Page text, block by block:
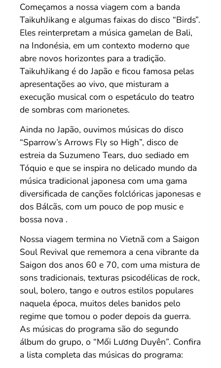
Começamos a nossa viagem com a banda
TaikuhJikang e algumas faixas do disco “Birds”.
Eles reinterpretam a música gamelan de Bali,
na Indonésia, em um contexto moderno que
abre novos horizontes para a tradição.
TaikuhJikang é do Japão e ficou famosa pelas
apresentações ao vivo, que misturam a
execução musical com o espetáculo do teatro
de sombras com marionetes.
Ainda no Japão, ouvimos músicas do disco
“Sparrow’s Arrows Fly so High”, disco de
estreia da Suzumeno Tears, duo sediado em
Tóquio e que se inspira no delicado mundo da
música tradicional japonesa com uma gama
diversificada de canções folclóricas japonesas e
dos Bálcãs, com um pouco de pop music e
bossa nova .
Nossa viagem termina no Vietnã com a Saigon
Soul Revival que rememora a cena vibrante da
Saigon dos anos 60 e 70, com uma mistura de
sons tradicionais, texturas psicodélicas de rock,
soul, bolero, tango e outros estilos populares
naquela época, muitos deles banidos pelo
regime que tomou o poder depois da guerra.
As músicas do programa são do segundo
álbum do grupo, o “Mối Lương Duyên”. Confira
a lista completa das músicas do programa: